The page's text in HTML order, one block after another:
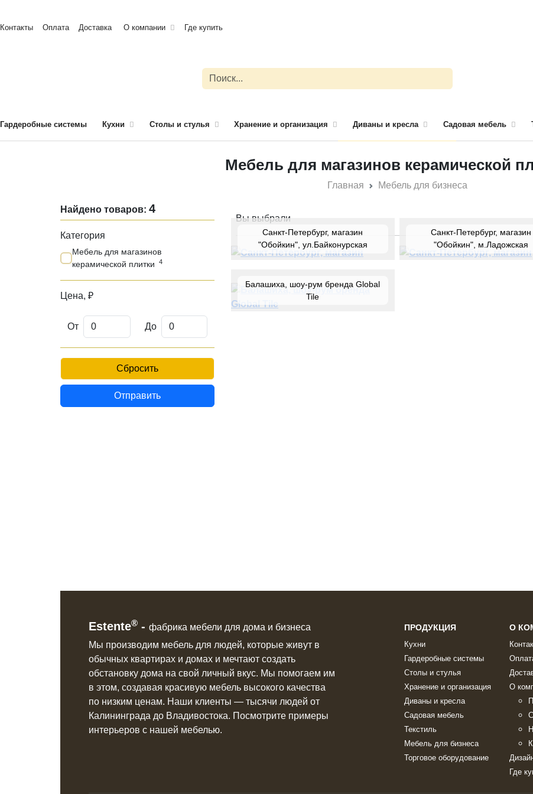
Контакты Оплата Доставка О компании Где купить
Гардеробные системы Кухни Столы и стулья Хранение и организация Диваны и кресла Садовая мебель
Мебель для магазинов керамической
Главная Мебель для бизнеса
Найдено товаров: 4
Категория
Мебель для магазинов
керамической плитки
4
Цена, ₽
От До
Сбросить
Отправить
Вы выбрали
Санкт-Петербург, магазин
"Обойкин", ул.Байконурская
Санкт-Петербург, магазин
"Обойкин", м.Ладожская
Балашиха, шоу-рум бренда Global
Tile
Estente® - фабрика мебели для дома и бизнеса
Мы производим мебель для людей, которые живут в
обычных квартирах и домах и мечтают создать
обстановку дома на свой личный вкус. Мы помогаем им
в этом, создавая красивую мебель высокого качества
по низким ценам. Наши клиенты ― тысячи людей от
Калининграда до Владивостока. Посмотрите примеры
интерьеров с нашей мебелью.
ПРОДУКЦИЯ
Кухни
Гардеробные системы
Столы и стулья
Хранение и организация
Диваны и кресла
Садовая мебель
Текстиль
Мебель для бизнеса
Торговое оборудование
О
О
Где